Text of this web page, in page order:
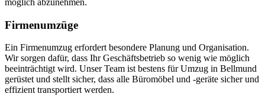
möglich abzunehmen.
Firmenumzüge
Ein Firmenumzug erfordert besondere Planung und Organisation.
Wir sorgen dafür, dass Ihr Geschäftsbetrieb so wenig wie möglich
beeinträchtigt wird. Unser Team ist bestens für Umzug in Bellmund
gerüstet und stellt sicher, dass alle Büromöbel und -geräte sicher und
effizient transportiert werden.